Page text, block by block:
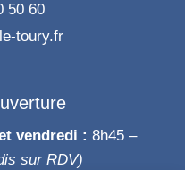
50 60
toury.fr
vendredi : 8h45 –
sur RDV)